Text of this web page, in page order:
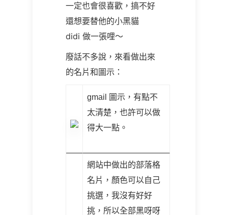
一定也會很喜歡，搞不好
還想要替他的小黑貓
didi 做一張哩～
廢話不多說，來看做出來
的名片和圖示：
gmail
圖示，有點不
太清楚，也許可以做
得大一點。
網站中做出的部落格
名片，顏色可以自己
挑選，我沒有好好
挑，所以全部黑呀呀